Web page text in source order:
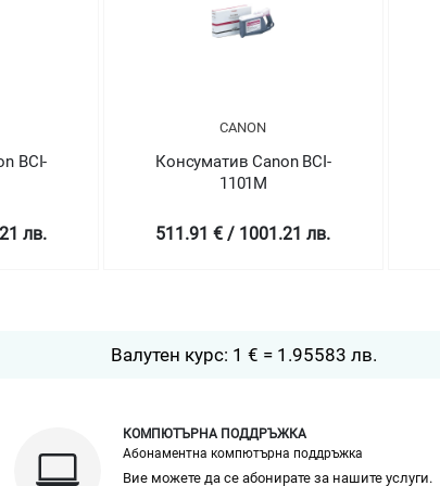
BCI-
лв.
CANON
Консуматив Canon BCI-
1101M
511.91 € / 1001.21 лв.
Валутен курс: 1 € = 1.95583 лв.
КОМПЮТЪРНА ПОДДРЪЖКА
Абонаментна компютърна поддръжка
Вие можете да се абонирате за нашите услуги.